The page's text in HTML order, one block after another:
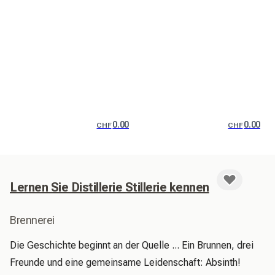
CHF0.00 CHF0.00
Lernen Sie Distillerie Stillerie kennen
Brennerei
Die Geschichte beginnt an der Quelle ... Ein Brunnen, drei
Freunde und eine gemeinsame Leidenschaft: Absinth!